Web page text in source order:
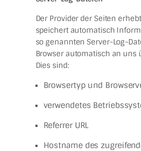
Der Provider der Seiten
speichert automatisch
so genannten Server-Log-
Browser automatisch an uns
Dies sind:
Browsertyp und
verwendetes
Referrer URL
Hostname des